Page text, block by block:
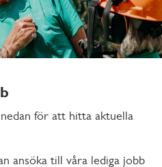
för att hitta aktuella
ansöka till våra lediga jobb